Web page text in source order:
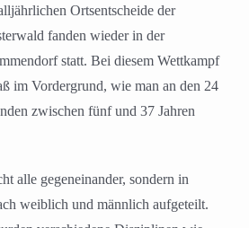
Ortsentscheide der
fanden wieder in der
statt. Bei diesem Wettkampf
im Vordergrund, wie man an den 24
zwischen fünf und 37 Jahren
alle gegeneinander, sondern in
weiblich und männlich aufgeteilt.